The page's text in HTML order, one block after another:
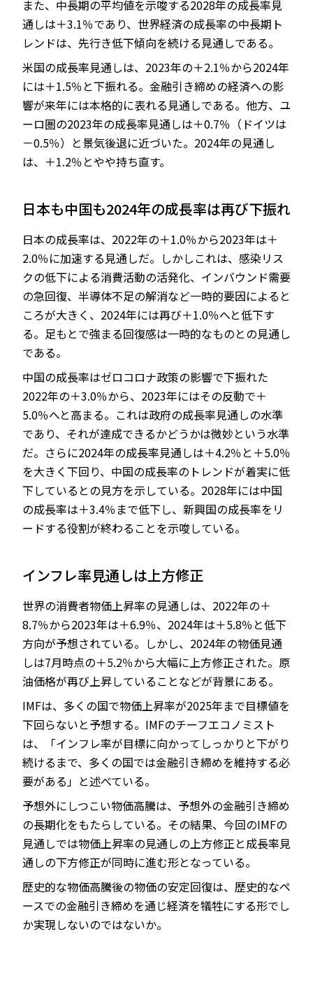
また、中長期の平均値を示唆する2028年の成長率見
通しは＋3.1％であり、世界経済の成長率の中長期ト
レンドは、先行き低下傾向を続ける見通しである。
米国の成長率見通しは、2023年の＋2.1％から2024年
には＋1.5％と下振れる。金融引き締めの経済への影
響が来年には本格的に表れる見通しである。他方、ユ
ーロ圏の2023年の成長率見通しは＋0.7％（ドイツは
－0.5％）と景気後退に近づいた。2024年の見通し
は、＋1.2％とやや持ち直す。
日本も中国も2024年の成長率は再び下振れ
日本の成長率は、2022年の＋1.0％から2023年は＋
2.0％に加速する見通しだ。しかしこれは、感染リス
クの低下による消費活動の活発化、インバウンド需要
の急回復、半導体不足の解消など一時的要因によると
ころが大きく、2024年には再び＋1.0％へと低下す
る。足もとで強まる回復感は一時的なものとの見通し
である。
中国の成長率はゼロコロナ政策の影響で下振れた
2022年の＋3.0％から、2023年にはその反動で＋
5.0％へと高まる。これは政府の成長率見通しの水準
であり、それが達成できるかどうかは微妙という水準
だ。さらに2024年の成長率見通しは＋4.2％と＋5.0％
を大きく下回り、中国の成長率のトレンドが着実に低
下しているとの見方を示している。2028年には中国
の成長率は＋3.4％まで低下し、新興国の成長率をリ
ードする役割が終わることを示唆している。
インフレ率見通しは上方修正
世界の消費者物価上昇率の見通しは、2022年の＋
8.7％から2023年は＋6.9％、2024年は＋5.8％と低下
方向が予想されている。しかし、2024年の物価見通
しは7月時点の＋5.2％から大幅に上方修正された。原
油価格が再び上昇していることなどが背景にある。
IMFは、多くの国で物価上昇率が2025年まで目標値を
下回らないと予想する。IMFのチーフエコノミスト
は、「インフレ率が目標に向かってしっかりと下がり
続けるまで、多くの国では金融引き締めを維持する必
要がある」と述べている。
予想外にしつこい物価高騰は、予想外の金融引き締め
の長期化をもたらしている。その結果、今回のIMFの
見通しでは物価上昇率の見通しの上方修正と成長率見
通しの下方修正が同時に進む形となっている。
歴史的な物価高騰後の物価の安定回復は、歴史的なペ
ースでの金融引き締めを通じ経済を犠牲にする形でし
か実現しないのではないか。